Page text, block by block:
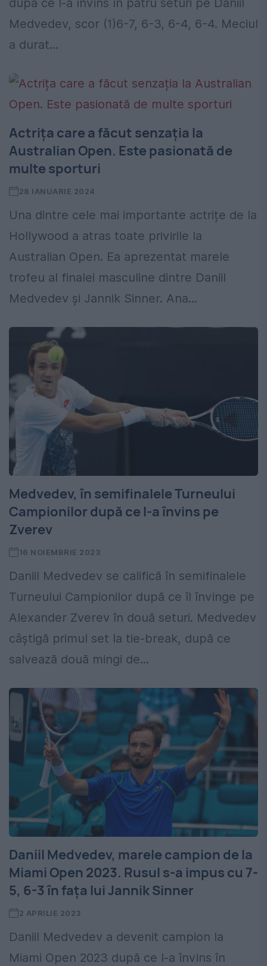
după ce l-a învins în patru seturi pe Daniil
Medvedev, scor (1)6-7, 6-3, 6-4, 6-4. Meciul
a durat...
Actrița care a făcut senzația la
Australian Open. Este pasionată de
multe sporturi
28 IANUARIE 2024
Una dintre cele mai importante actrițe de la
Hollywood a atras toate privirile la
Australian Open. Ea aprezentat marele
trofeu al finalei masculine dintre Daniil
Medvedev și Jannik Sinner. Ana...
Medvedev, în semifinalele Turneului
Campionilor după ce l-a învins pe
Zverev
16 NOIEMBRIE 2023
Daniil Medvedev se califică în semifinalele
Turneului Campionilor după ce îl învinge pe
Alexander Zverev în două seturi. Medvedev
câștigă primul set la tie-break, după ce
salvează două mingi de...
Daniil Medvedev, marele campion de la
Miami Open 2023. Rusul s-a impus cu 7-
5, 6-3 în fața lui Jannik Sinner
2 APRILIE 2023
Daniil Medvedev a devenit campion la
Miami Open 2023 după ce l-a învins în